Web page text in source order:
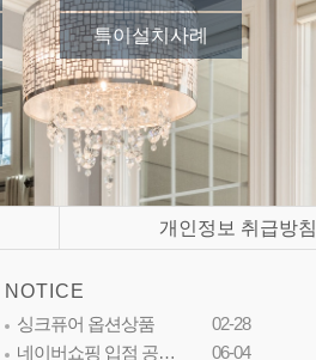
특이설치사례
개인정보 취급방침
NOTICE
싱크퓨어 옵션상품
02-28
네이버쇼핑 입점 공…
06-04